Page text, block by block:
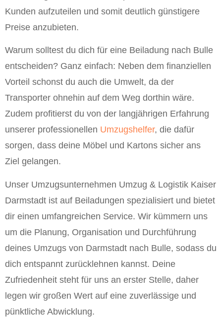
Kunden aufzuteilen und somit deutlich günstigere
Preise anzubieten.
Warum solltest du dich für eine Beiladung nach Bulle
entscheiden? Ganz einfach: Neben dem finanziellen
Vorteil schonst du auch die Umwelt, da der
Transporter ohnehin auf dem Weg dorthin wäre.
Zudem profitierst du von der langjährigen Erfahrung
unserer professionellen Umzugshelfer, die dafür
sorgen, dass deine Möbel und Kartons sicher ans
Ziel gelangen.
Unser Umzugsunternehmen Umzug & Logistik Kaiser
Darmstadt ist auf Beiladungen spezialisiert und bietet
dir einen umfangreichen Service. Wir kümmern uns
um die Planung, Organisation und Durchführung
deines Umzugs von Darmstadt nach Bulle, sodass du
dich entspannt zurücklehnen kannst. Deine
Zufriedenheit steht für uns an erster Stelle, daher
legen wir großen Wert auf eine zuverlässige und
pünktliche Abwicklung.